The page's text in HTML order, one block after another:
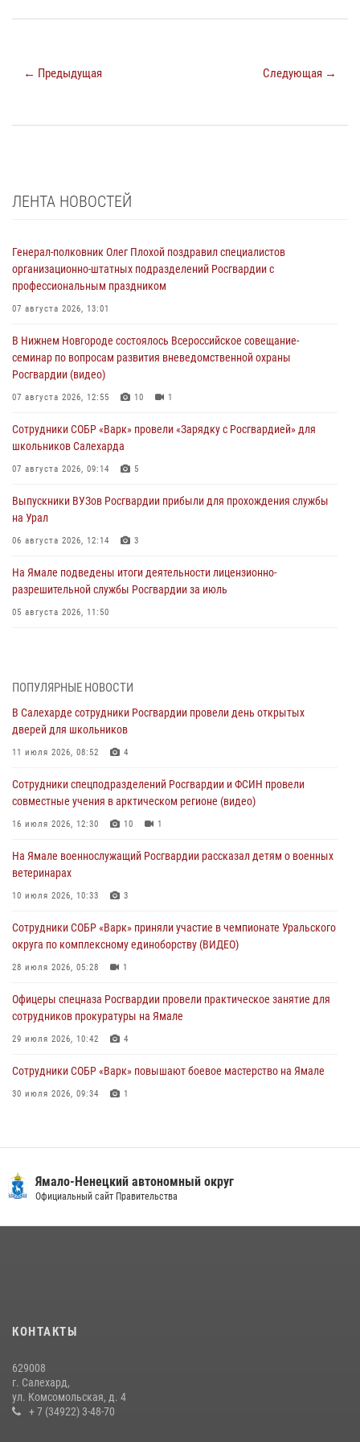
← Предыдущая Следующая →
ЛЕНТА НОВОСТЕЙ
Генерал-полковник Олег Плохой поздравил специалистов
организационно-штатных подразделений Росгвардии с
профессиональным праздником
07 августа 2026, 13:01
В Нижнем Новгороде состоялось Всероссийское совещание-
семинар по вопросам развития вневедомственной охраны
Росгвардии (видео)
07 августа 2026, 12:55 10 1
Сотрудники СОБР «Варк» провели «Зарядку с Росгвардией» для
школьников Салехарда
07 августа 2026, 09:14 5
Выпускники ВУЗов Росгвардии прибыли для прохождения службы
на Урал
06 августа 2026, 12:14 3
На Ямале подведены итоги деятельности лицензионно-
разрешительной службы Росгвардии за июль
05 августа 2026, 11:50
03 августа 2026, 07:21 2
Генерал-полковник Юрий Аверин выступил на Всероссийском
молодёжном образовательном форуме «Территория смыслов»
03 августа 2026, 06:54
Директор Росгвардии Герой России генерал армии Виктор Золотов
поздравил специалистов подразделений тыла с профессиональным
праздником
Сотрудники СОБР «Варк» повышают боевое мастерство на Ямале
30 июля 2026, 09:34 1
Офицеры спецназа Росгвардии провели практическое занятие для
сотрудников прокуратуры на Ямале
29 июля 2026, 10:42 4
ПОПУЛЯРНЫЕ НОВОСТИ
В Салехарде сотрудники Росгвардии провели день открытых
дверей для школьников
11 июля 2026, 08:52 4
Сотрудники спецподразделений Росгвардии и ФСИН провели
совместные учения в арктическом регионе (видео)
16 июля 2026, 12:30 10 1
На Ямале военнослужащий Росгвардии рассказал детям о военных
ветеринарах
10 июля 2026, 10:33 3
Сотрудники СОБР «Варк» приняли участие в чемпионате Уральского
округа по комплексному единоборству (ВИДЕО)
28 июля 2026, 05:28 1
Офицеры спецназа Росгвардии провели практическое занятие для
сотрудников прокуратуры на Ямале
29 июля 2026, 10:42 4
Сотрудники СОБР «Варк» повышают боевое мастерство на Ямале
30 июля 2026, 09:34 1
18 июля 2026, 09:36 3
«Росгвардия. Вехи истории»: войска правопорядка на охране
стратегических объектов поверженной Германии (видео)
«Росгвардия. Вехи истории»: борьба войск правопорядка против
20 июля 2026, 09:03
Ямало-Ненецкий автономный округ
Официальный сайт Правительства
КОНТАКТЫ
629008
г. Салехард,
ул. Комсомольская, д. 4
+ 7 (34922) 3-48-70